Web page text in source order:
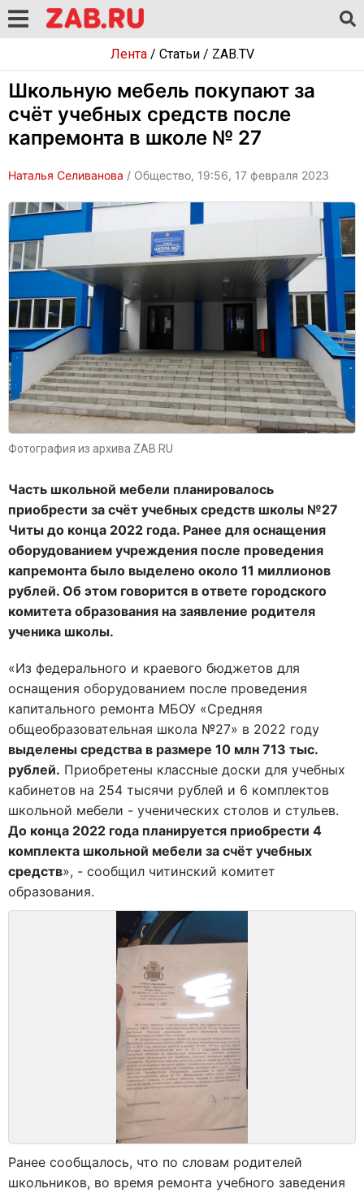
Лента/ Статьи/ ZAB.TV
Школьную мебель покупают за
счёт учебных средств после
капремонта в школе № 27
Наталья Селиванова / Общество, 19:56, 17 февраля 2023
Фотография из архива ZAB.RU
Часть школьной мебели планировалось
приобрести за счёт учебных средств школы №27
Читы до конца 2022 года. Ранее для оснащения
оборудованием учреждения после проведения
капремонта было выделено около 11 миллионов
рублей. Об этом говорится в ответе городского
комитета образования на заявление родителя
ученика школы.
«Из федерального и краевого бюджетов для
оснащения оборудованием после проведения
капитального ремонта МБОУ «Средняя
общеобразовательная школа №27» в 2022 году
выделены средства в размере 10 млн 713 тыс.
рублей. Приобретены классные доски для учебных
кабинетов на 254 тысячи рублей и 6 комплектов
школьной мебели - ученических столов и стульев.
До конца 2022 года планируется приобрести 4
комплекта школьной мебели за счёт учебных
средств», - сообщил читинский комитет
образования.
Ранее сообщалось, что по словам родителей
школьников, во время ремонта учебного заведения